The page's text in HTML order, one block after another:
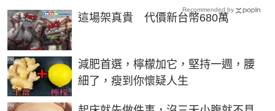
這場架真貴 代價新台幣680萬
減肥首選，檸檬加它，堅持一週，腰
細了，瘦到你懷疑人生
PR
PR
Recommended by